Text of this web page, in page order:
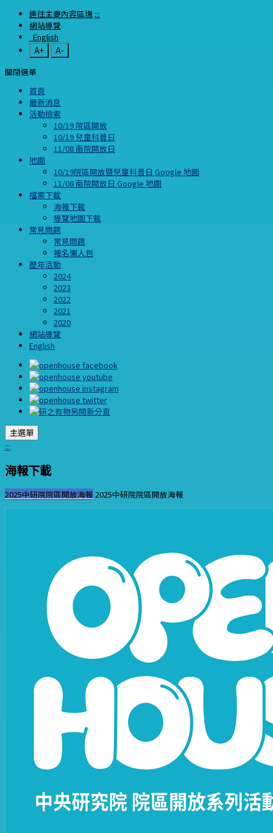
連往主要內容區塊 :::
網站導覽
English
A+
A-
關閉選單
首頁
最新消息
活動檢索
10/19 院區開放
10/19 兒童科普日
11/08 南院開放日
地圖
10/19院區開放暨兒童科普日 Google 地圖
11/08 南院開放日 Google 地圖
檔案下載
海報下載
導覽地圖下載
常見問題
常見問題
報名懶人包
歷年活動
2024
2023
2022
2021
2020
網站導覽
English
主選單
:::
海報下載
2025中研院院區開放海報 2025中研院院區開放海報